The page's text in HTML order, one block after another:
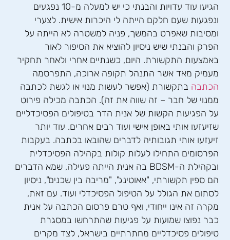
הגיעו עוד עדויות והבנתי כי יש למעלה מ-10 נפגעים
ונפגעות שעם חלקם הייתה לי היכרות אישית. לצערי
ומסיבות שאפרט בהמשך, פניה למשטרה לא הייתה על
הפרק והבנתי שיש ניסיון להוציא את הסיפור לאור
באמצעות התקשורת. היום, כשנתיים אחרי ולאחר תחקיר
מעמיק מאד אשר התנהל תקופה ארוכה, התפרסמה
הכתבהבתקשורת (אפשר לעשות מנוי או לגשת לכתבה
ממנוי של חבר – זה שווה את זה). הכתבה מכילה פירוט
על הפגיעות הקשות של אנית הדר בטיפולים הפסיכדליים
שזיעזעו אותי באופן אישי ועוד רבים אחרים. עוד יותר
זיעזעו אותי תגובותיה לדברים שהובאו בכתבה. בעקבות
הפרסומים התחילו לעלות קולות בקהילה הפסיכדלית
ובקהילת ה-BDSM בה אנית הייתה פעילה, שמא הדברים
הם ספין תקשורתי, "אאוטינג", "מריבה בין שכנים", ניסיון
לסתום את הגולל על הטיפול הפסיכדלי ועוד. עם זאת,
מקרה זה אינו ייחודי, ואף טרם פרסום הכתבה על אנית
כבר נפוצו שמועות על פגיעות שהתרחשו במסגרת
טיפולים פסיכדליים מחתרתיים בישראל, לצד מקרים